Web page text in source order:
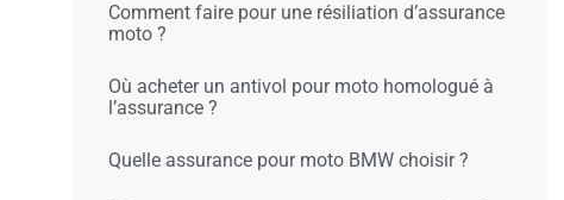
Comment faire pour une résiliation d’assurance
moto ?
Où acheter un antivol pour moto homologué à
l’assurance ?
Quelle assurance pour moto BMW choisir ?